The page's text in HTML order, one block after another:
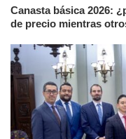
Canasta básica 2026:
de precio mientras